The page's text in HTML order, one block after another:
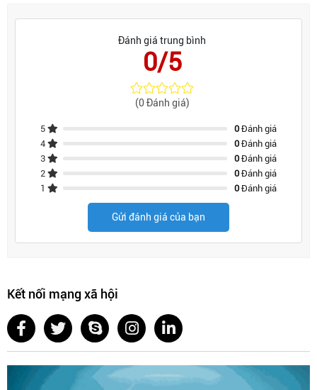
Đánh giá trung bình
0/5
(0 Đánh giá)
5 0Đánh giá
4
0Đánh giá
3
0Đánh giá
2
0Đánh giá
1
0Đánh giá
Gửi đánh giá của bạn
Kết nối mạng xã hội